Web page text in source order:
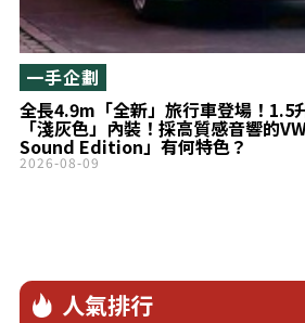
全長4.9m「全新」旅行車登場！1.5
「淺灰色」內裝！採高質感音響的
Sound Edition」有何特色？
一手企劃
2026-08-09
人氣排行